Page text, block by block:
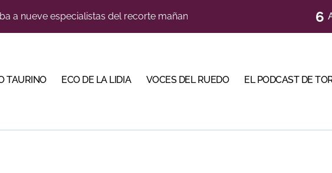
a nueve especialistas del recorte mañana en Villaseca
Torería’, una campaña para reivindicar los valores del toreo más allá del
corrida de máxima seriedad para Ciudad Real (En Vídeo)
6
TAURINO ECO DE LA LIDIA VOCES DEL RUEDO EL PODCAST DE